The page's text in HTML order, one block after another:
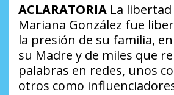
ACLARATORIA La
Mariana González fue
la presión de su familia,
su Madre y de miles que
palabras en redes, unos
otros como